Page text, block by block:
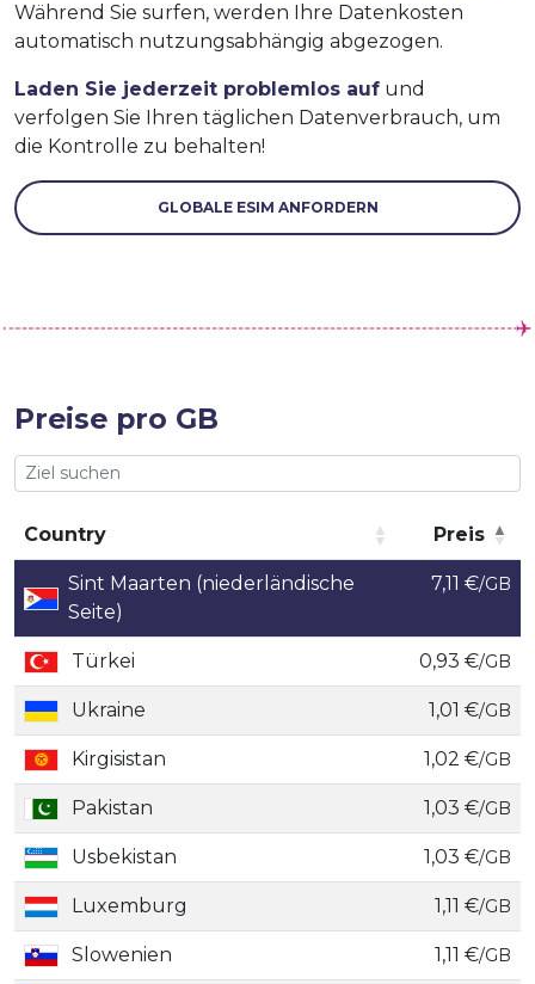
Während Sie surfen, werden Ihre Datenkosten
automatisch nutzungsabhängig abgezogen.
Laden Sie jederzeit problemlos auf und
verfolgen Sie Ihren täglichen Datenverbrauch, um
die Kontrolle zu behalten!
GLOBALE ESIM ANFORDERN
Preise pro GB
Country
Preis
Country
Preis
Sint Maarten (niederländische
Seite)
7,11 €/GB
Türkei 0,93 €/GB
Ukraine 1,01 €/GB
Kirgisistan 1,02 €/GB
Pakistan 1,03 €/GB
Usbekistan 1,03 €/GB
Luxemburg 1,11 €/GB
Slowenien 1,11 €/GB